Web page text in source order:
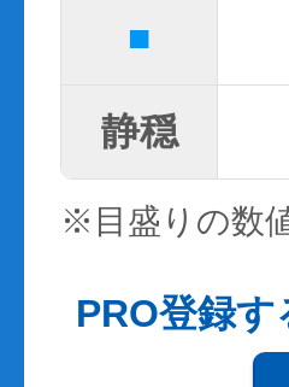
■
静穏
※目盛りの数
PRO登録